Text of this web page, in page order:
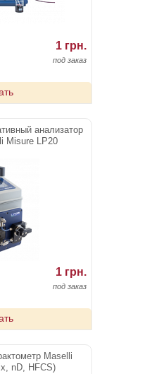
1 грн.
под заказ
анализатор
Misure LP20
1 грн.
под заказ
Maselli
nD, HFCS)